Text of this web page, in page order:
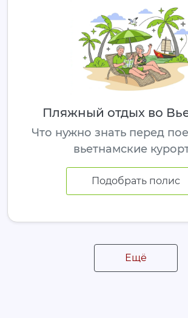
Пляжный отдых во
Что нужно знать перед
вьетнамские
Подобрать полис
Ещё